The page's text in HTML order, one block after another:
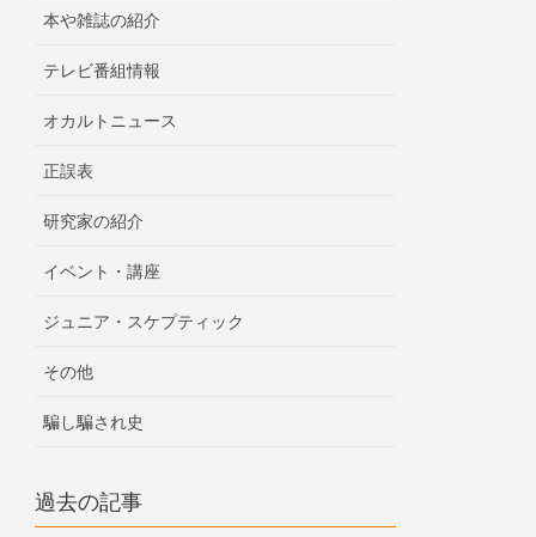
本や雑誌の紹介
テレビ番組情報
オカルトニュース
正誤表
研究家の紹介
イベント・講座
ジュニア・スケプティック
その他
騙し騙され史
過去の記事